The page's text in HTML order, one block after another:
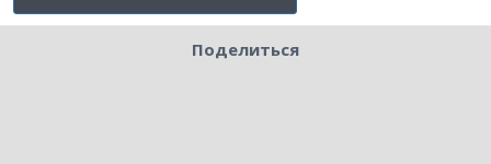
Поделиться